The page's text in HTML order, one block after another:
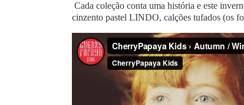
Cada coleção conta uma história e este
cinzento pastel LINDO, calções tufados (os